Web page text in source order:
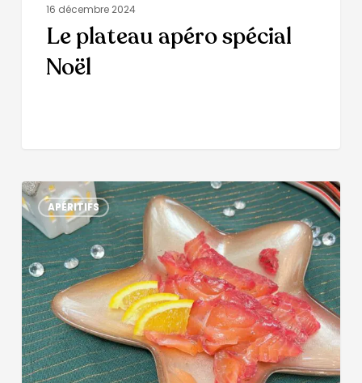
16 décembre 2024
Le plateau apéro spécial
Noël
APÉRITIFS